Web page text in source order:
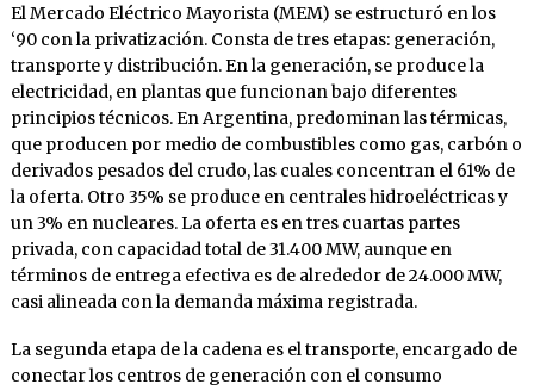
El Mercado Eléctrico Mayorista (MEM) se estructuró en los
‘90 con la privatización. Consta de tres etapas: generación,
transporte y distribución. En la generación, se produce la
electricidad, en plantas que funcionan bajo diferentes
principios técnicos. En Argentina, predominan las térmicas,
que producen por medio de combustibles como gas, carbón o
derivados pesados del crudo, las cuales concentran el 61% de
la oferta. Otro 35% se produce en centrales hidroeléctricas y
un 3% en nucleares. La oferta es en tres cuartas partes
privada, con capacidad total de 31.400 MW, aunque en
términos de entrega efectiva es de alrededor de 24.000 MW,
casi alineada con la demanda máxima registrada.
La segunda etapa de la cadena es el transporte, encargado de
conectar los centros de generación con el consumo